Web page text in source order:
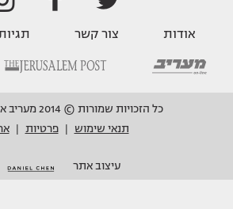
אודות צור קשר
כל הזכויות שמורות © 2014 מעריב און ליין בע"מ.
תנאי שימוש
פרטיות
עיצוב אתר